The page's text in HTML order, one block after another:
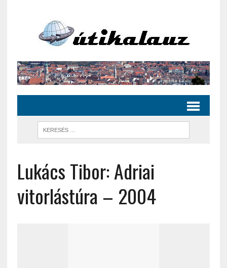
Lukács Tibor: Adriai
vitorlástúra – 2004